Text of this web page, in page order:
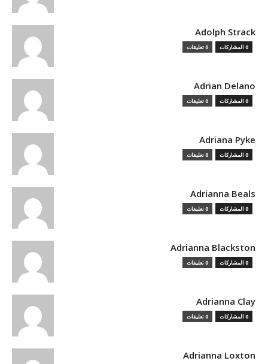
Adolph Strack
0 المشاركات 0 تعليقات
Adrian Delano
0 المشاركات 0 تعليقات
Adriana Pyke
0 المشاركات 0 تعليقات
Adrianna Beals
0 المشاركات 0 تعليقات
Adrianna Blackston
0 المشاركات 0 تعليقات
Adrianna Clay
0 المشاركات 0 تعليقات
Adrianna Loxton